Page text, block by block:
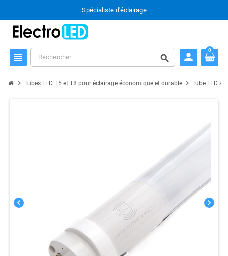
Spécialiste d'éclairage
view_headline search person
0
chevron_right Tubes LED T5 et T8 pour éclairage économique et durable chevron_right Tube LED
chevron_left chevron_right